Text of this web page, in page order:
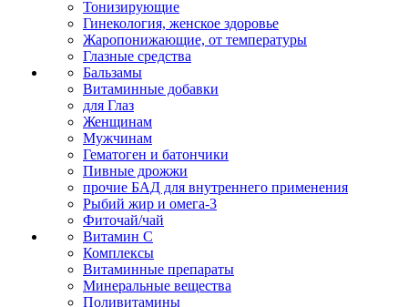
Тонизирующие
Гинекология, женское здоровье
Жаропонижающие, от температуры
Глазные средства
Бальзамы
Витаминные добавки
для Глаз
Женщинам
Мужчинам
Гематоген и батончики
Пивные дрожжи
прочие БАД для внутреннего применения
Рыбий жир и омега-3
Фиточай/чай
Витамин С
Комплексы
Витаминные препараты
Минеральные вещества
Поливитамины